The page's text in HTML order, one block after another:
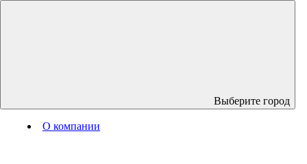
Выберите город
О компании